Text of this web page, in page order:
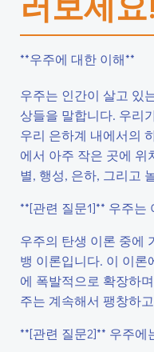
**우주에 대한 이해**
우주는 인간이 살고 있
상들을 말합니다. 우리
우리 은하계 내에서의
에서 아주 작은 곳에 위
별, 행성, 은하, 그리고
**[관련 질문1]** 우주는
우주의 탄생 이론 중에
뱅 이론입니다. 이 이론
에 폭발적으로 확장하
주는 계속해서 팽창하
**[관련 질문2]** 우주에